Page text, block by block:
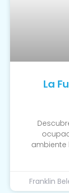
La
ambiente
Franklin